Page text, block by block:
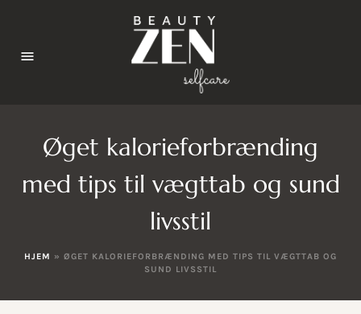
Øget kalorieforbrænding
med tips til vægttab og sund
livsstil
HJEM » ØGET KALORIEFORBRÆNDING MED TIPS TIL VÆGTTAB OG
SUND LIVSSTIL